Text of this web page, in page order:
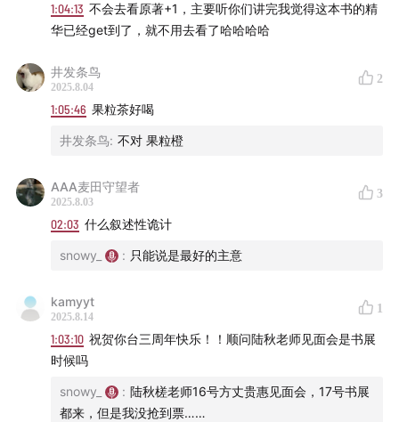
1:04:13 不会去看原著+1，主要听你们讲完我觉得这本书的精
华已经get到了，就不用去看了哈哈哈哈
井发条鸟
2025.8.04
2
1:05:46 果粒茶好喝
井发条鸟: 不对 果粒橙
AAA麦田守望者
2025.8.03
3
02:03 什么叙述性诡计
snowy_ : 只能说是最好的主意
kamyyt
2025.8.14
1
1:03:10 祝贺你台三周年快乐！！顺问陆秋老师见面会是书展
时候吗
snowy_ : 陆秋槎老师16号方丈贵惠见面会，17号书展
都来，但是我没抢到票……